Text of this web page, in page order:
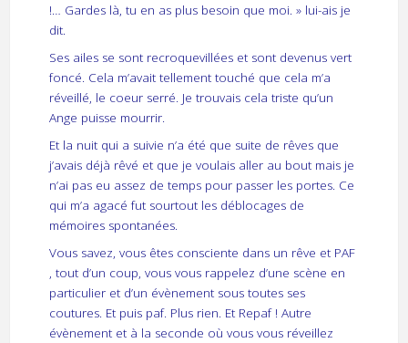
!… Gardes là, tu en as plus besoin que moi. » lui-ais je
dit.
Ses ailes se sont recroquevillées et sont devenus vert
foncé. Cela m’avait tellement touché que cela m’a
réveillé, le coeur serré. Je trouvais cela triste qu’un
Ange puisse mourrir.
Et la nuit qui a suivie n’a été que suite de rêves que
j’avais déjà rêvé et que je voulais aller au bout mais je
n’ai pas eu assez de temps pour passer les portes. Ce
qui m’a agacé fut sourtout les déblocages de
mémoires spontanées.
Vous savez, vous êtes consciente dans un rêve et PAF
, tout d’un coup, vous vous rappelez d’une scène en
particulier et d’un évènement sous toutes ses
coutures. Et puis paf. Plus rien. Et Repaf ! Autre
évènement et à la seconde où vous vous réveillez